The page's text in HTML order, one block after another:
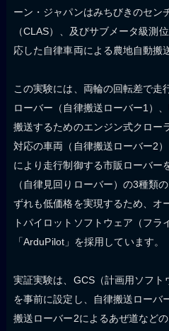
ーン・ジャパンはみちびきのセン
（CLAS）、及びサブメータ級測
応した自律車両による農地自動搬
この実験には、両輪の回転差で走
ローバー（自律搬送ローバー1）
搬送するためのエンジン式クロー
対応の車両（自律搬送ローバー2
により走行制御する市販ローバー
（自律見回りローバー）の3種類
ずれも低価格を実現するため、オ
トパイロットソフトウェア（フ
「ArduPilot」を採用しています。
実証実験は、GCS（計画用ソフ
を事前に設定し、自律搬送ローバ
搬送ローバー2によるあぜ道など